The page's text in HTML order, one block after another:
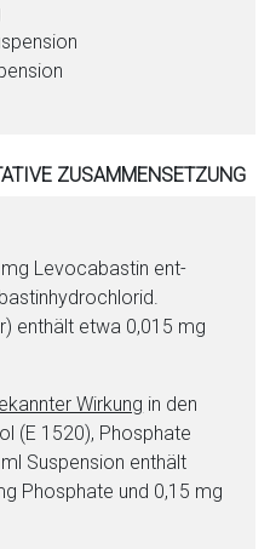
ZUSAMMENSETZUNG
mg Le­vo­ca­bas­tin ent­
enthält et­wa 0,015 mg
Wirkung in den
(E 1520), Phos­phate
Suspension enthält
Phos­phate und 0,15 mg